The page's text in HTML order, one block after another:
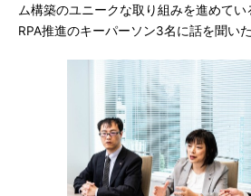
ム構築のユニークな取り組みを進めて
RPA推進のキーパーソン3名に話を聞いた